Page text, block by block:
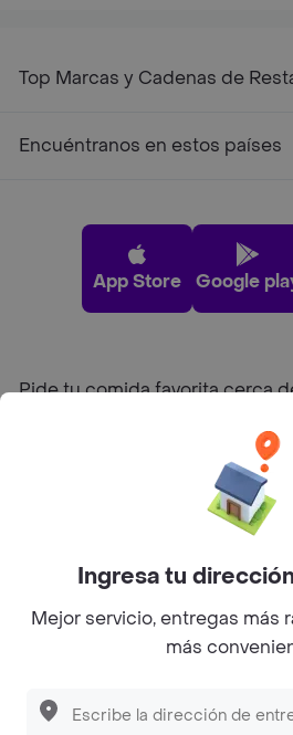
Top Marcas y Cadenas de
Encuéntranos en estos países
App Store Google
Pide tu comida favorita cerca
Sobre Rappi
©2026Rappi Inc. All
Ingresa tu
Mejor servicio, entregas más
más